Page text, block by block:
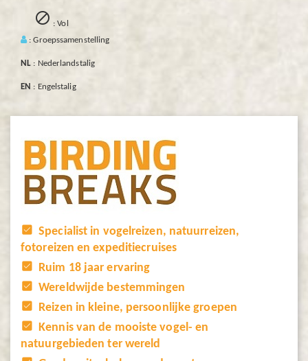
 : Vol
: Groepssamenstelling
NL : Nederlandstalig
EN : Engelstalig
Specialist in vogelreizen, natuurreizen,
fotoreizen en expeditiecruises
Ruim 18 jaar ervaring
Wereldwijde bestemmingen
Reizen in kleine, persoonlijke groepen
Kennis van de mooiste vogel- en
natuurgebieden ter wereld